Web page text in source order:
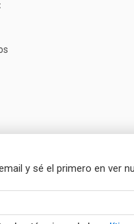
y sé el primero en ver